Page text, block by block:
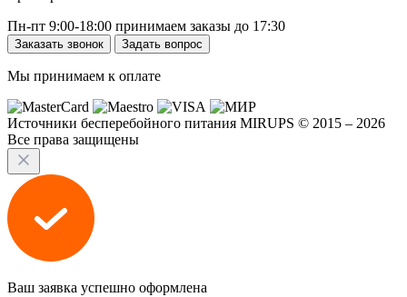
Пн-пт 9:00-18:00 принимаем заказы до 17:30
Заказать звонок Задать вопрос
Мы принимаем к оплате
Источники бесперебойного питания MIRUPS © 2015 – 2026
Все права защищены
Ваш заявка успешно оформлена